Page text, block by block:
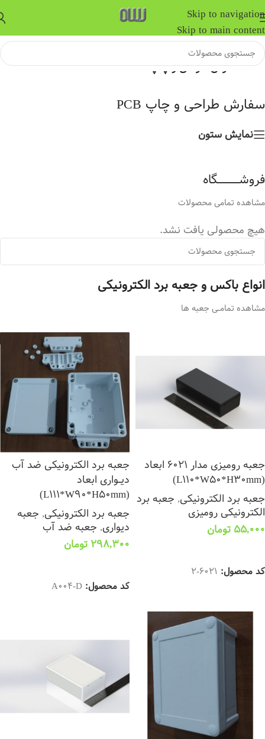
Skip to navigation
Skip to main content
خانه/سفارش طراحی و چاپ PCB
سفارش طراحی و چاپ PCB
نمایش ستون
فروشــــــــــــگاه
مشاهده تمامی محصولات
هیچ محصولی یافت نشد.
انواع باکس و جعبه برد الکترونیکی
مشاهده تمامــی جعبه ها
جعبه رومیزی مدار 6021 ابعاد
(L110*W50*H30mm)
جعبه برد الکترونیکی, جعبه برد
الکترونیکی رومیزی
55,000 تومان
کد محصول: 6021-2
جعبه برد الکترونیکی ضد آب
دیــواری ابعاد
(L111*W90*H50mm)
جعبه برد الکترونیکی, جعبه
دیواری, جعبه ضد آب
298,300 تومان
کد محصول: A004-D